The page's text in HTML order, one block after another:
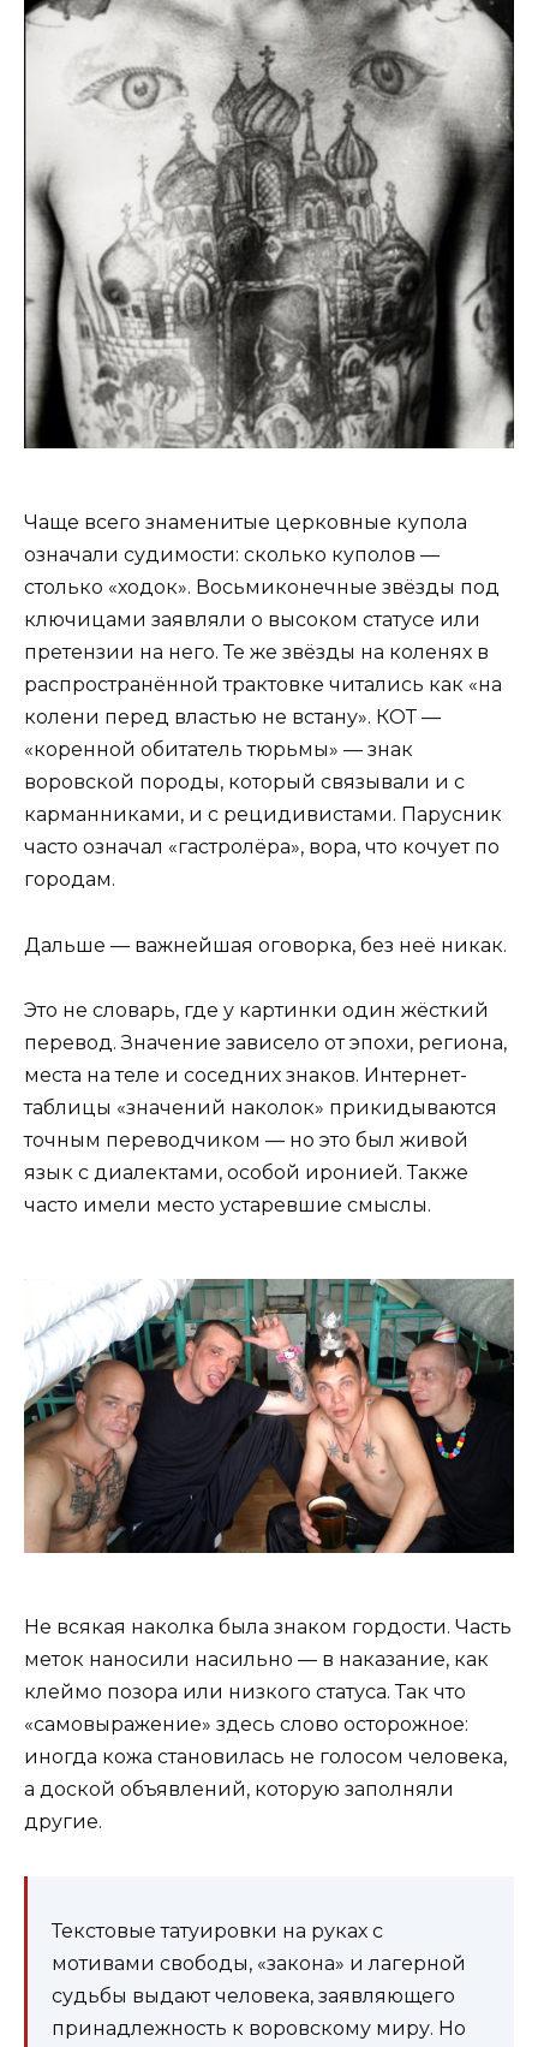
Чаще всего знаменитые церковные купола
означали судимости: сколько куполов —
столько «ходок». Восьмиконечные звёзды под
ключицами заявляли о высоком статусе или
претензии на него. Те же звёзды на коленях в
распространённой трактовке читались как «на
колени перед властью не встану». КОТ —
«коренной обитатель тюрьмы» — знак
воровской породы, который связывали и с
карманниками, и с рецидивистами. Парусник
часто означал «гастролёра», вора, что кочует по
городам.
Дальше — важнейшая оговорка, без неё никак.
Это не словарь, где у картинки один жёсткий
перевод. Значение зависело от эпохи, региона,
места на теле и соседних знаков. Интернет-
таблицы «значений наколок» прикидываются
точным переводчиком — но это был живой
язык с диалектами, особой иронией. Также
часто имели место устаревшие смыслы.
Не всякая наколка была знаком гордости. Часть
меток наносили насильно — в наказание, как
клеймо позора или низкого статуса. Так что
«самовыражение» здесь слово осторожное:
иногда кожа становилась не голосом человека,
а доской объявлений, которую заполняли
другие.
Текстовые татуировки на руках с
мотивами свободы, «закона» и лагерной
судьбы выдают человека, заявляющего
принадлежность к воровскому миру. Но